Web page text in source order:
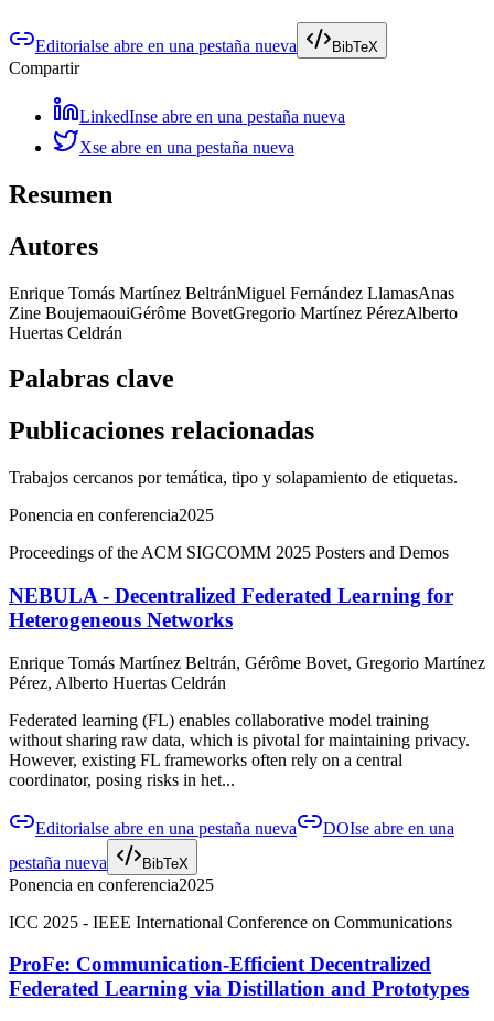
Editorialse abre en una pestaña nueva BibTeX
Compartir
LinkedInse abre en una pestaña nueva
Xse abre en una pestaña nueva
Resumen
Autores
Enrique Tomás Martínez BeltránMiguel Fernández LlamasAnas
Zine BoujemaouiGérôme BovetGregorio Martínez PérezAlberto
Huertas Celdrán
Palabras clave
Publicaciones relacionadas
Trabajos cercanos por temática, tipo y solapamiento de etiquetas.
Ponencia en conferencia2025
Proceedings of the ACM SIGCOMM 2025 Posters and Demos
NEBULA - Decentralized Federated Learning for
Heterogeneous Networks
Enrique Tomás Martínez Beltrán, Gérôme Bovet, Gregorio Martínez
Pérez, Alberto Huertas Celdrán
Federated learning (FL) enables collaborative model training
without sharing raw data, which is pivotal for maintaining privacy.
However, existing FL frameworks often rely on a central
coordinator, posing risks in het...
Editorialse abre en una pestaña nueva DOIse abre en una
pestaña nueva
BibTeX
Ponencia en conferencia2025
ICC 2025 - IEEE International Conference on Communications
ProFe: Communication-Efficient Decentralized
Federated Learning via Distillation and Prototypes